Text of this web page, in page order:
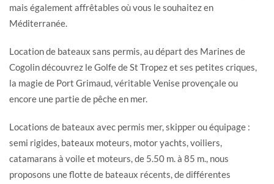
mais également affrêtables où vous le souhaitez en
Méditerranée.
Location de bateaux sans permis, au départ des Marines de
Cogolin découvrez le Golfe de St Tropez et ses petites criques,
la magie de Port Grimaud, véritable Venise provençale ou
encore une partie de pêche en mer.
Locations de bateaux avec permis mer, skipper ou équipage :
semi rigides, bateaux moteurs, motor yachts, voiliers,
catamarans à voile et moteurs, de 5.50 m. à 85 m., nous
proposons une flotte de bateaux récents, de différentes